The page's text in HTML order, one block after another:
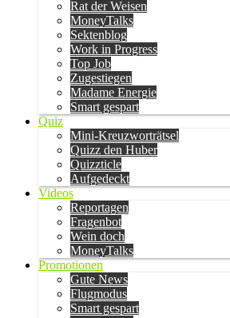
Rat der Weisen
MoneyTalks
Sektenblog
Work in Progress
Top Job
Zugestiegen
Madame Energie
Smart gespart
Quiz
Mini-Kreuzworträtsel
Quizz den Huber
Quizzticle
Aufgedeckt
Videos
Reportagen
Fragenbot
Wein doch
MoneyTalks
Promotionen
Gute News
Flugmodus
Smart gespart